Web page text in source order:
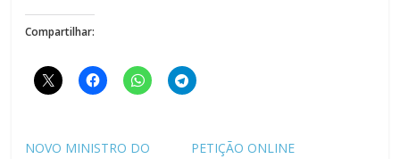
Compartilhar:
NOVO MINISTRO DO
PETIÇÃO ONLINE